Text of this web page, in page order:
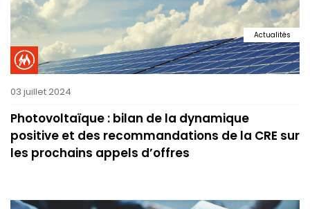
Actualités
03 juillet 2024
Photovoltaïque : bilan de la dynamique
positive et des recommandations de la CRE sur
les prochains appels d’offres